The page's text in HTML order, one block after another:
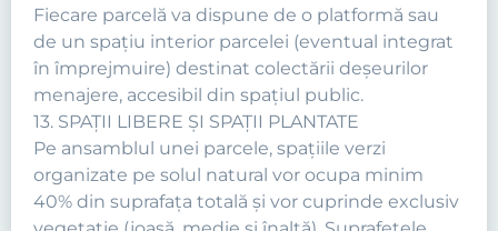
Fiecare parcelă va dispune de o platformă sau
de un spaţiu interior parcelei (eventual integrat
în împrejmuire) destinat colectării deşeurilor
menajere, accesibil din spaţiul public.
13. SPAŢII LIBERE ŞI SPAŢII PLANTATE
Pe ansamblul unei parcele, spaţiile verzi
organizate pe solul natural vor ocupa minim
40% din suprafaţa totală şi vor cuprinde exclusiv